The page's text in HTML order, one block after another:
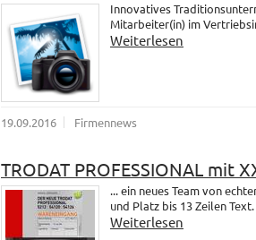
Innovatives
Mitarbeiter(in) im
Weiterlesen
19.09.2016 Firmennews
TRODAT PROFESSIONAL mit
... ein neues Team von
und Platz bis 13 Zeilen Text.
Weiterlesen